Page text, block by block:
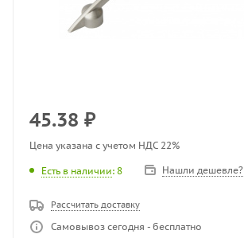
45.38 ₽
Цена указана с учетом НДС 22%
Есть в наличии: 8 Нашли дешевле?
Рассчитать доставку
Самовывоз сегодня - бесплатно